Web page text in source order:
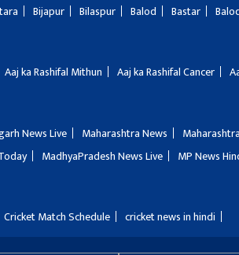
Bijapur Bilaspur Balod Bastar
Aaj ka Rashifal Mithun Aaj ka Rashifal Cancer
News Live Maharashtra News
MadhyaPradesh News Live MP News
Cricket Match Schedule cricket news in hindi